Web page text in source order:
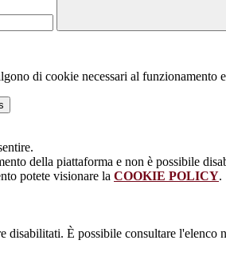
di cookie necessari al funzionamento
della piattaforma e non è possibile
potete visionare la COOKIE POLICY.
disabilitati. È possibile consultare l'elenco